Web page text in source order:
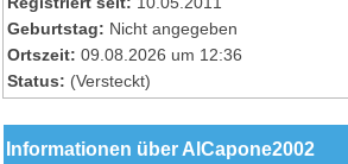
Geburtstag: Nicht angegeben
Ortszeit: 09.08.2026 um 12:36
Status: (Versteckt)
Informationen über AlCapone2002